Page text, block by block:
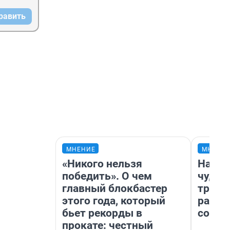
МНЕНИЕ
«Никого нельзя
победить». О чем
главный блокбастер
этого года, который
бьет рекорды в
прокате: честный